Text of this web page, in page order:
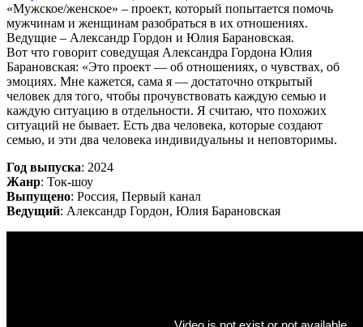
«Мужское/женское» – проект, который попытается помочь
мужчинам и женщинам разобраться в их отношениях.
Ведущие – Александр Гордон и Юлия Барановская.
Вот что говорит соведущая Александра Гордона Юлия
Барановская: «Это проект — об отношениях, о чувствах, об
эмоциях. Мне кажется, сама я — достаточно открытый
человек для того, чтобы прочувствовать каждую семью и
каждую ситуацию в отдельности. Я считаю, что похожих
ситуаций не бывает. Есть два человека, которые создают
семью, и эти два человека индивидуальны и неповторимы.
Год выпуска: 2024
Жанр: Ток-шоу
Выпущено: Россия, Первый канал
Ведущий: Александр Гордон, Юлия Барановская